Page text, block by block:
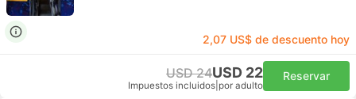
2,07 US$ de descuento hoy
USD 24USD 22
Impuestos incluidos por adulto
Reservar